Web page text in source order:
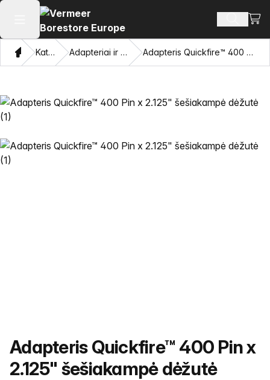
Atidaryti pagrindinį meniu Ieškoti
NamonKatalogas Adapteriai ir traukiančios akys Adapteris Quickfire™ 400 Pin x 2.125" šešiakampė dėžutė
Produkto pavadinimas
Adapteris Quickfire™ 400 Pin x
2.125" šešiakampė dėžutė